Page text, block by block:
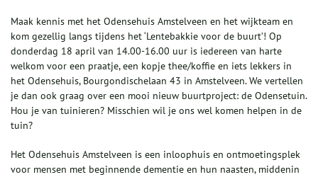
Maak kennis met het Odensehuis Amstelveen en het wijkteam en
kom gezellig langs tijdens het ‘Lentebakkie voor de buurt’! Op
donderdag 18 april van 14.00-16.00 uur is iedereen van harte
welkom voor een praatje, een kopje thee/koffie en iets lekkers in
het Odensehuis, Bourgondischelaan 43 in Amstelveen. We vertellen
je dan ook graag over een mooi nieuw buurtproject: de Odensetuin.
Hou je van tuinieren? Misschien wil je ons wel komen helpen in de
tuin?
Het Odensehuis Amstelveen is een inloophuis en ontmoetingsplek
voor mensen met beginnende dementie en hun naasten, middenin